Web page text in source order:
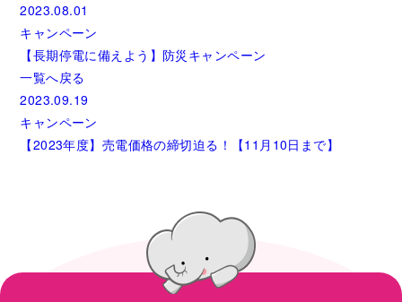
2023.08.01
キャンペーン
【長期停電に備えよう】防災キャンペーン
一覧へ戻る
2023.09.19
キャンペーン
【2023年度】売電価格の締切迫る！【11月10日まで】